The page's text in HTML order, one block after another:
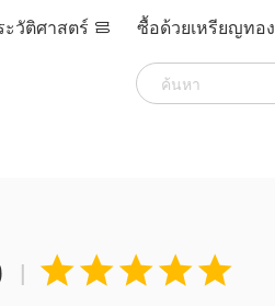
ะวัติศาสตร์  ซื้อด้วยเหรียญทอง
| 